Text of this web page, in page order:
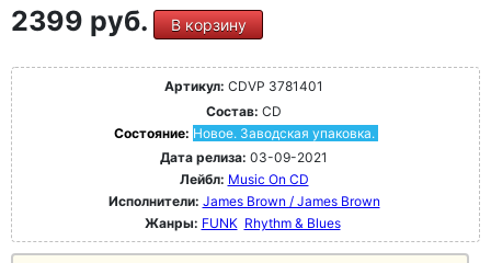
2399 руб. В корзину
Артикул: CDVP 3781401
Состав: CD
Состояние: Новое. Заводская упаковка.
Дата релиза: 03-09-2021
Лейбл: Music On CD
Исполнители: James Brown / James Brown
Жанры: FUNK Rhythm & Blues